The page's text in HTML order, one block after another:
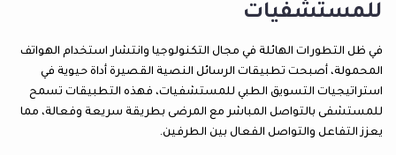
للمستشفيات
في ظل التطورات الهائلة في مجال التكنولوجيا وانتشار استخدام الهواتف
المحمولة، أصبحت تطبيقات الرسائل النصية القصيرة أداة حيوية في
استراتيجيات التسويق الطبي للمستشفيات، فهذه التطبيقات تسمح
للمستشفى بالتواصل المباشر مع المرضى بطريقة سريعة وفعالة، مما
يعزز التفاعل والتواصل الفعال بين الطرفين.